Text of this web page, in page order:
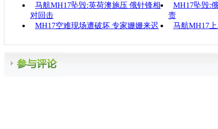
马航MH17坠毁:英荷澳施压 俄针锋相
对回击
MH17坠毁:
责
MH17空难现场遭破坏 专家姗姗来迟
马航MH17